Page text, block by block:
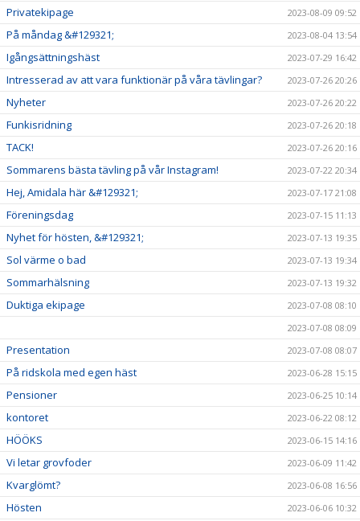
Privatekipage 2023-08-09 09:52
På måndag &#129321; 2023-08-04 13:54
Igångsättningshäst 2023-07-29 16:42
Intresserad av att vara funktionär på våra tävlingar? 2023-07-26 20:26
Nyheter 2023-07-26 20:22
Funkisridning 2023-07-26 20:18
TACK! 2023-07-26 20:16
Sommarens bästa tävling på vår Instagram! 2023-07-22 20:34
Hej, Amidala här &#129321; 2023-07-17 21:08
Föreningsdag 2023-07-15 11:13
Nyhet för hösten, &#129321; 2023-07-13 19:35
Sol värme o bad 2023-07-13 19:34
Sommarhälsning 2023-07-13 19:32
Duktiga ekipage
2023-07-08 08:10
2023-07-08 08:09
Presentation 2023-07-08 08:07
På ridskola med egen häst 2023-06-28 15:15
Pensioner 2023-06-25 10:14
kontoret 2023-06-22 08:12
HÖÖKS 2023-06-15 14:16
Vi letar grovfoder 2023-06-09 11:42
Kvarglömt? 2023-06-08 16:56
Hösten 2023-06-06 10:32